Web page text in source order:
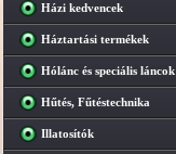
Házi kedvencek
Háztartási termékek
Hólánc és speciális láncok
Hűtés, Fűtéstechnika
Illatosítók